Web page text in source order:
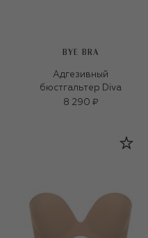
BYE BRA
Адгезивный
бюстгальтер Diva
8 290 ₽